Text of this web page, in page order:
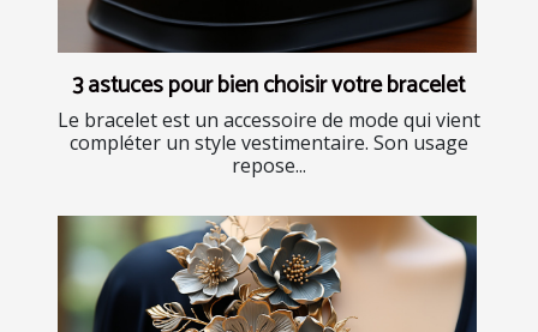
3 astuces pour bien choisir votre bracelet
Le bracelet est un accessoire de mode qui vient
compléter un style vestimentaire. Son usage
repose...